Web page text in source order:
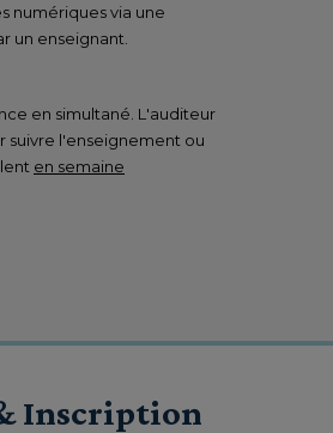
numériques via une
un enseignant.
en simultané. L'auditeur
suivre l'enseignement ou
en semaine
Inscription